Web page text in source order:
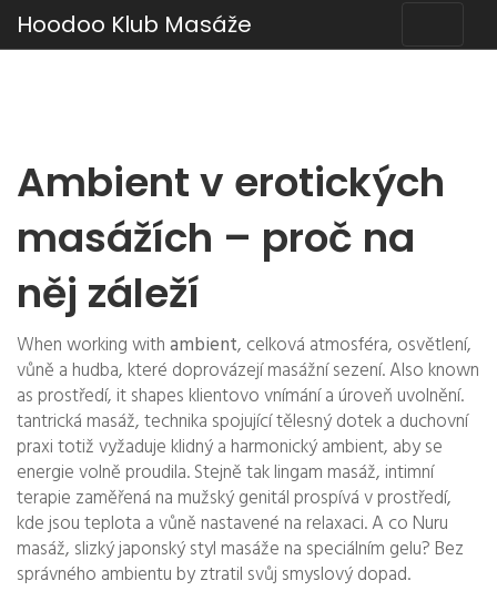
Hoodoo Klub Masáže
Ambient v erotických
masážích – proč na
něj záleží
When working withambient, celková atmosféra, osvětlení,
vůně a hudba, které doprovázejí masážní sezení. Also known
as prostředí, it shapes klientovo vnímání a úroveň uvolnění.
tantrická masáž,technika spojující tělesný dotek a duchovní
praxitotiž vyžaduje klidný a harmonický ambient, aby se
energie volně proudila. Stejně taklingam masáž, intimní
terapie zaměřená na mužský genitál prospívá v prostředí,
kde jsou teplota a vůně nastavené na relaxaci. A co Nuru
masáž, slizký japonský styl masáže na speciálním gelu? Bez
správného ambientu by ztratil svůj smyslový dopad.